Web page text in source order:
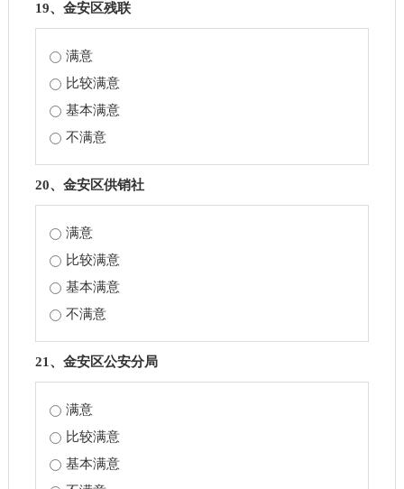
19、金安区残联
满意
比较满意
基本满意
不满意
20、金安区供销社
满意
比较满意
基本满意
不满意
21、金安区公安分局
满意
比较满意
基本满意